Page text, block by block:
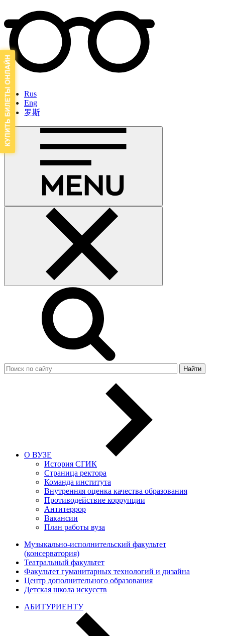
Rus
Eng
罗斯
Найти
О ВУЗЕ
История СГИК
Страница ректора
Команда института
Внутренняя оценка качества образования
Противодействие коррупции
Антитеррор
Вакансии
План работы вуза
Музыкально-исполнительский факультет
(консерватория)
Театральный факультет
Факультет гуманитарных технологий и дизайна
Центр дополнительного образования
Детская школа искусств
АБИТУРИЕНТУ